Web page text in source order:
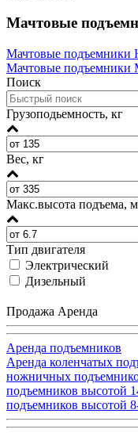
Мачтовые
Мачтовые подъемники
Мачтовые подъемники
Поиск
Грузоподьемность, кг
Вес, кг
Макс.высота подъема,
Тип двигателя
Электрический
Дизельный
Продажа Аренда
Аренда подъемников
Аренда коленчатых
ножничных
подъемников высотой
подъемников высотой